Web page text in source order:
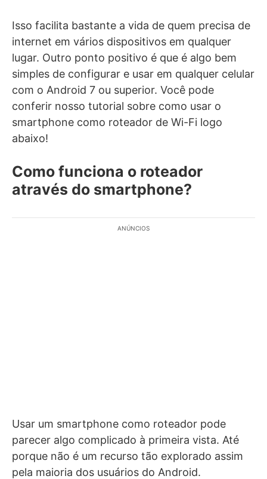
Isso facilita bastante a vida de quem precisa de
internet em vários dispositivos em qualquer
lugar. Outro ponto positivo é que é algo bem
simples de configurar e usar em qualquer celular
com o Android 7 ou superior. Você pode
conferir nosso tutorial sobre como usar o
smartphone como roteador de Wi-Fi logo
abaixo!
Como funciona o roteador
através do smartphone?
ANÚNCIOS
Usar um smartphone como roteador pode
parecer algo complicado à primeira vista. Até
porque não é um recurso tão explorado assim
pela maioria dos usuários do Android.